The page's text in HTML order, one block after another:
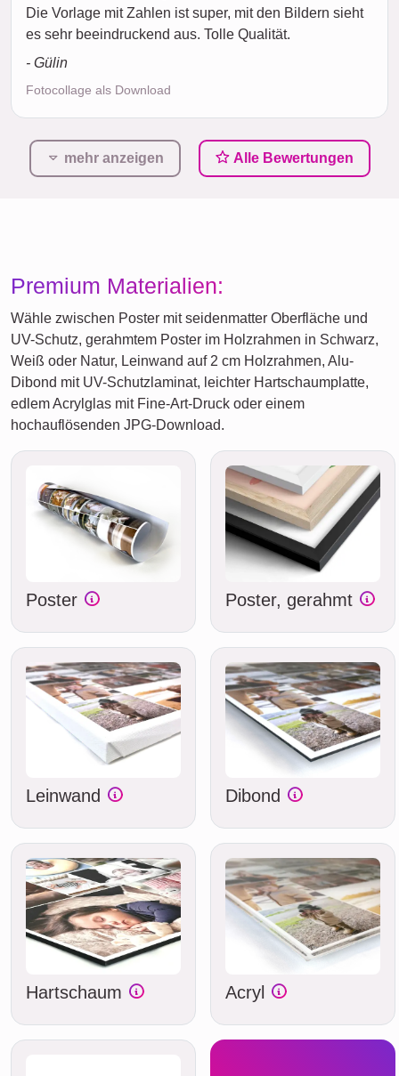
Die Vorlage mit Zahlen ist super, mit den Bildern sieht
es sehr beeindruckend aus. Tolle Qualität.
- Gülin
Fotocollage als Download
mehr anzeigen Alle Bewertungen
Premium Materialien:
Wähle zwischen Poster mit seidenmatter Oberfläche und
UV-Schutz, gerahmtem Poster im Holzrahmen in Schwarz,
Weiß oder Natur, Leinwand auf 2 cm Holzrahmen, Alu-
Dibond mit UV-Schutzlaminat, leichter Hartschaumplatte,
edlem Acrylglas mit Fine-Art-Druck oder einem
hochauflösenden JPG-Download.
Poster Poster, gerahmt
Leinwand Dibond
Hartschaum Acryl